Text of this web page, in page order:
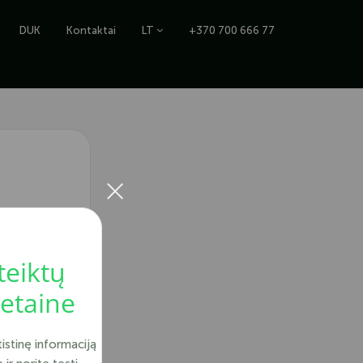
DUK Kontaktai LT +370 700 666 77
×
informaciją